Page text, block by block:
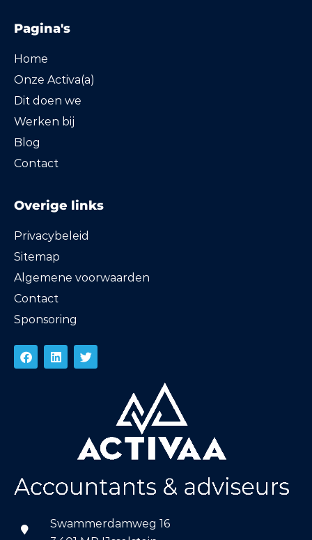
Pagina's
Home
Onze Activa(a)
Dit doen we
Werken bij
Blog
Contact
Overige links
Privacybeleid
Sitemap
Algemene voorwaarden
Contact
Sponsoring
Swammerdamweg 16